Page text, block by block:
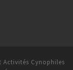
Cynophiles